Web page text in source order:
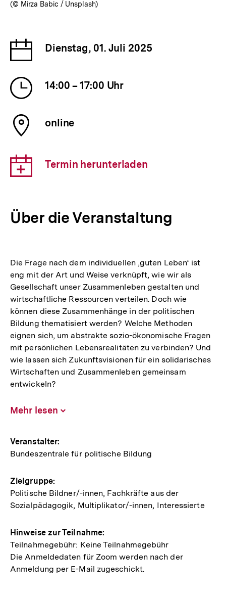
(© Mirza Babic / Unsplash)
Datum
der
Veranstaltung
Dienstag, 01. Juli 2025
Uhrzeit
der
Veranstaltung
14:00 – 17:00 Uhr
Ort
der
online
Download-
Link:
Termin herunterladen
Über die Veranstaltung
Die Frage nach dem individuellen ‚guten Leben‘ ist
eng mit der Art und Weise verknüpft, wie wir als
Gesellschaft unser Zusammenleben gestalten und
wirtschaftliche Ressourcen verteilen. Doch wie
können diese Zusammenhänge in der politischen
Bildung thematisiert werden? Welche Methoden
eignen sich, um abstrakte sozio-ökonomische Fragen
mit persönlichen Lebensrealitäten zu verbinden? Und
wie lassen sich Zukunftsvisionen für ein solidarisches
Wirtschaften und Zusammenleben gemeinsam
entwickeln?
Mehr lesen
Hinweise
zur
Veranstaltung
Veranstalter:
Bundeszentrale für politische Bildung
Zielgruppe:
Politische Bildner/-innen, Fachkräfte aus der
Sozialpädagogik, Multiplikator/-innen, Interessierte
Hinweise zur Teilnahme:
Teilnahmegebühr: Keine Teilnahmegebühr
Die Anmeldedaten für Zoom werden nach der
Anmeldung per E-Mail zugeschickt.